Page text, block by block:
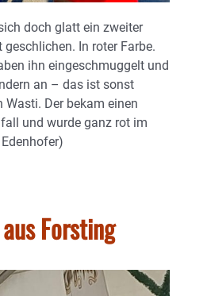
doch glatt ein zweiter
In roter Farbe.
ihn eingeschmuggelt und
an – das ist sonst
Der bekam einen
und wurde ganz rot im
Forsting